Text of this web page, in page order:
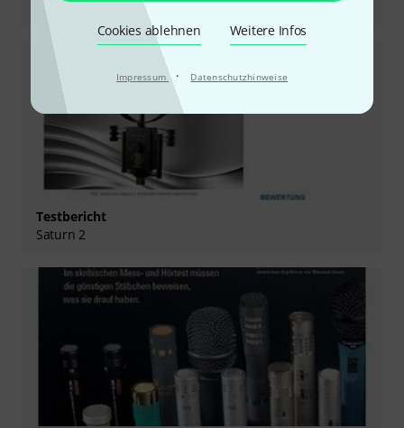
Cookies ablehnen Weitere Infos
Impressum · Datenschutzhinweise
Testbericht
Saturn 2